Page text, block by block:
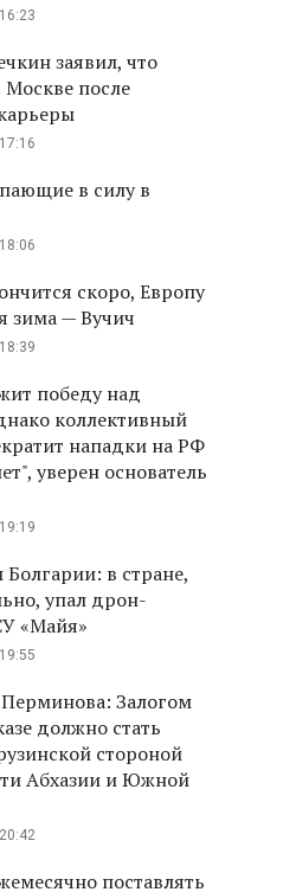
заявил, что
Москве после
в силу в
скоро, Европу
зима — Вучич
победу над
коллективный
нападки на РФ
уверен основатель
в стране,
упал дрон-
«Майя»
Перминова: Залогом
должно стать
стороной
Абхазии и Южной
поставлять